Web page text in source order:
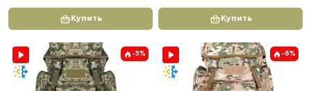
Купить Купить
-5% -6%